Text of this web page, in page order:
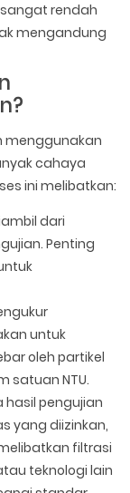
rendah
mengandung
menggunakan
cahaya
ini melibatkan:
dari
Penting
untuk
oleh partikel
satuan NTU.
hasil pengujian
yang diizinkan,
filtrasi
teknologi lain